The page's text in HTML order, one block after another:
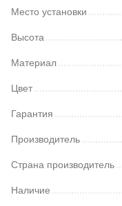
Место установки
Высота
Материал
Цвет
Гарантия
Производитель
Страна производитель
Наличие